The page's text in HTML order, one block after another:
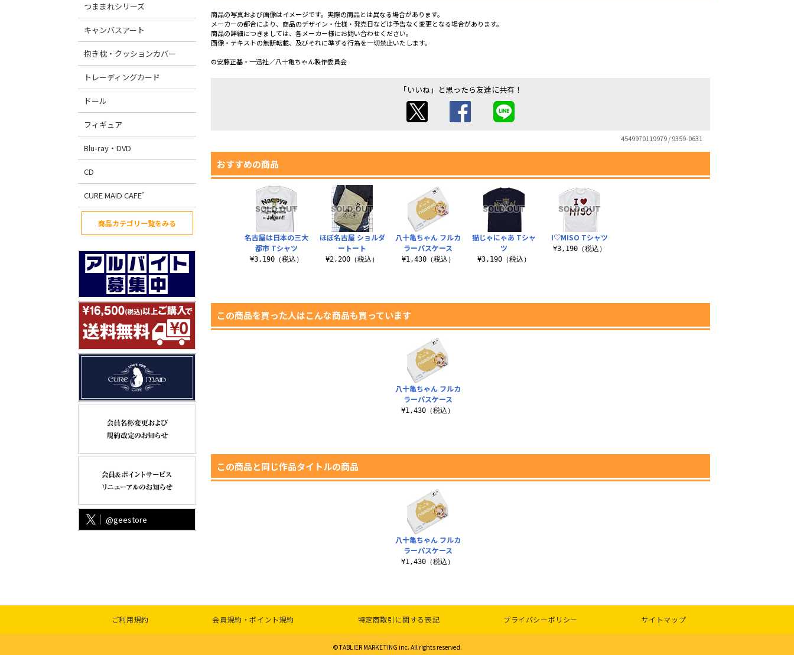
つままれシリーズ
キャンバスアート
抱き枕・クッションカバー
トレーディングカード
ドール
フィギュア
Blu-ray・DVD
CD
CURE MAID CAFE’
商品カテゴリ一覧をみる
@geestore
商品の写真および画像はイメージです。実際の商品とは異なる場合があります。
メーカーの都合により、商品のデザイン・仕様・発売日などは予告なく変更となる場合があります。
商品の詳細につきましては、各メーカー様にお問い合わせください。
画像・テキストの無断転載、及びそれに準ずる行為を一切禁止いたします。
©安藤正基・一迅社／八十亀ちゃん製作委員会
「いいね」と思ったら友達に共有！
4549970119979 / 9359-0631
おすすめの商品
八十亀ちゃん フルカ
ラーパスケース
¥1,430（税込）
猫じゃにゃあ Tシャ
ツ
¥3,190（税込）
I♡MISO Tシャツ
¥3,190（税込）
名古屋は日本の三大
都市 Tシャツ
¥3,190（税込）
ほぼ名古屋 ショルダ
ートート
¥2,200（税込）
この商品を買った人はこんな商品も買っています
八十亀ちゃん フルカ
ラーパスケース
¥1,430（税込）
この商品と同じ作品タイトルの商品
八十亀ちゃん フルカ
ラーパスケース
¥1,430（税込）
ご利用規約 会員規約・ポイント規約 特定商取引に関する表記 プライバシーポリシー サイトマップ
©TABLIER MARKETING inc. All rights reserved.